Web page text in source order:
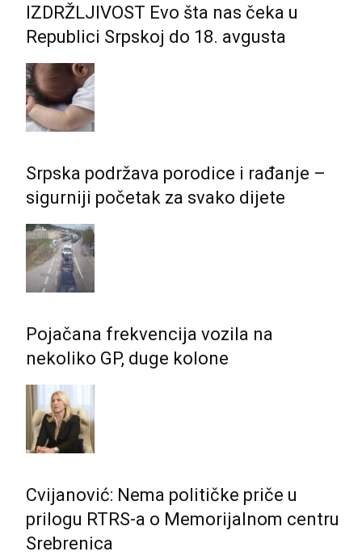
IZDRŽLJIVOST Evo šta nas čeka u
Republici Srpskoj do 18. avgusta
Srpska podržava porodice i rađanje –
sigurniji početak za svako dijete
Pojačana frekvencija vozila na
nekoliko GP, duge kolone
Cvijanović: Nema političke priče u
prilogu RTRS-a o Memorijalnom centru
Srebrenica